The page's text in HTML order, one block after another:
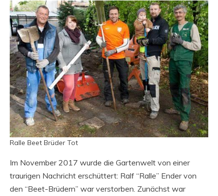
Ralle Beet Brüder Tot
Im November 2017 wurde die Gartenwelt von einer
traurigen Nachricht erschüttert: Ralf “Ralle” Ender von
den “Beet-Brüdern” war verstorben. Zunächst war